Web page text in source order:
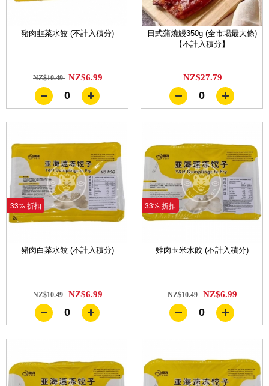
豬肉韭菜水餃 (不計入積分)
NZ$10.49 NZ$6.99
0
日式蒲燒鰻350g (全市場最大條)
【不計入積分】
NZ$27.79
0
33% 折扣
豬肉白菜水餃 (不計入積分)
NZ$10.49 NZ$6.99
0
33% 折扣
雞肉玉米水餃 (不計入積分)
NZ$10.49 NZ$6.99
0